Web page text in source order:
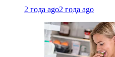
2 года ago2 года ago